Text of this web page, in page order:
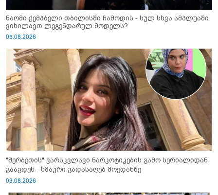
ნაომი ქემპბელი თბილისში ჩამოდის - სულ სხვა ამპლუაში
ვიხილავთ ლეგენდარულ მოდელს?
05.08.2026
"შერბეთის" ვარსკვლავი ნარკოტიკების გამო სერიალიდან
გააგდეს - ხმაური გადასაღებ მოედანზე
03.08.2026